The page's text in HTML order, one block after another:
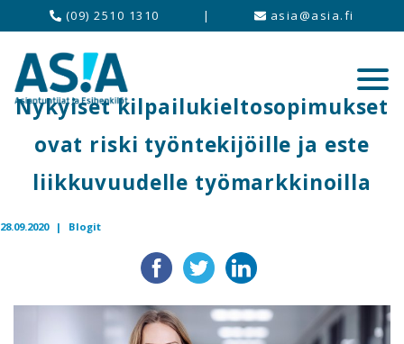
(09) 2510 1310 | asia@asia.fi
Nykyiset kilpailukieltosopimukset
ovat riski työntekijöille ja este
liikkuvuudelle työmarkkinoilla
28.09.2020 | Blogit